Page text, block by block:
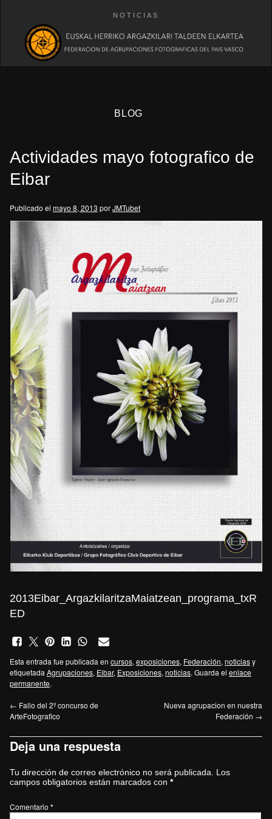
NOTICIAS
BLOG
Actividades mayo fotografico de
Eibar
Publicado el mayo 8, 2013 porJMTubet
2013Eibar_ArgazkilaritzaMaiatzean_programa_txR
ED
Esta entrada fue publicada en cursos, exposiciones, Federación, noticiasy
etiquetada Agrupaciones, Eibar, Exposiciones, noticias. Guarda el enlace
permanente.
← Fallo del 2º concurso de
ArteFotografico
Nueva agrupacion en nuestra
Federación →
Deja una respuesta
Tu dirección de correo electrónico no será publicada. Los
campos obligatorios están marcados con *
Comentario *